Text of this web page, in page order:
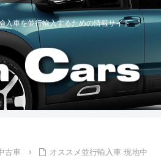
入車を並行輸入するための情報サイト
古車
オススメ並行輸入車 現地中